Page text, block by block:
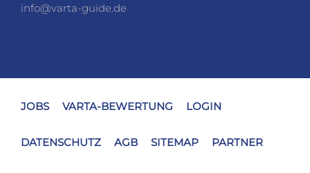
info@varta-guide.de
JOBS VARTA-BEWERTUNG LOGIN
DATENSCHUTZ AGB SITEMAP PARTNER